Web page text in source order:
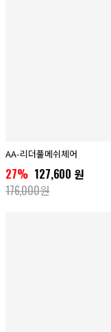
AA-리더풀메쉬체어
27% 127,600 원
176,000원